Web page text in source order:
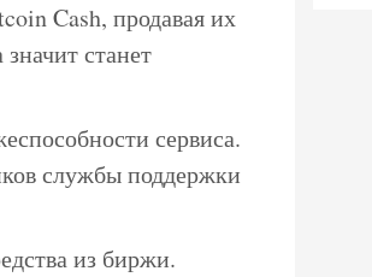
Cash, продавая их
станет
сервиса.
службы поддержки
из биржи.